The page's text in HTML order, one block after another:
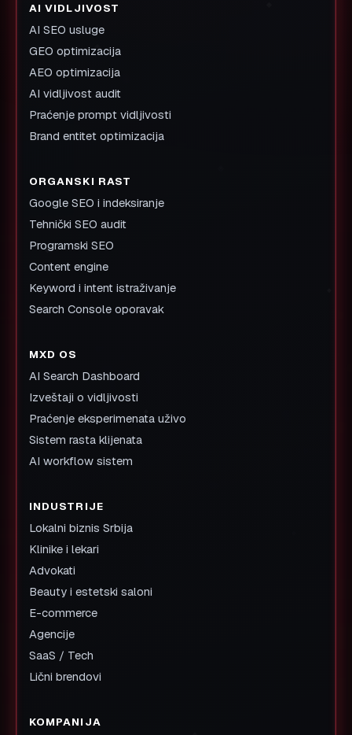
AI VIDLJIVOST
AI SEO usluge
GEO optimizacija
AEO optimizacija
AI vidljivost audit
Praćenje prompt vidljivosti
Brand entitet optimizacija
ORGANSKI RAST
Google SEO i indeksiranje
Tehnički SEO audit
Programski SEO
Content engine
Keyword i intent istraživanje
Search Console oporavak
MXD OS
AI Search Dashboard
Izveštaji o vidljivosti
Praćenje eksperimenata uživo
Sistem rasta klijenata
AI workflow sistem
INDUSTRIJE
Lokalni biznis Srbija
Klinike i lekari
Advokati
Beauty i estetski saloni
E-commerce
Agencije
SaaS / Tech
Lični brendovi
KOMPANIJA